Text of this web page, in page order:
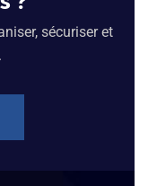
sécuriser et